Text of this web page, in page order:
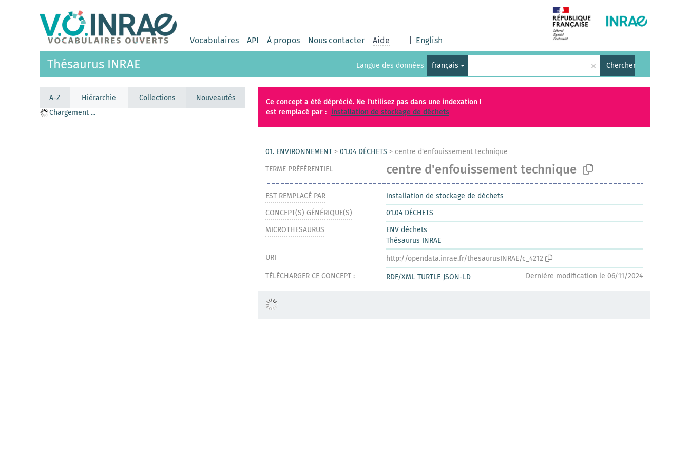
Vocabulaires API À propos Nous contacter Aide English
Thésaurus INRAE Langue des données français × Chercher
A-Z Hiérarchie Collections
Nouveautés
Chargement ...
Ce concept a été déprécié. Ne l'utilisez pas dans une indexation !
est remplacé par : installation de stockage de déchets
01. ENVIRONNEMENT > 01.04 DÉCHETS > centre d'enfouissement technique
TERME PRÉFÉRENTIEL
centre d'enfouissement technique
EST REMPLACÉ PAR
installation de stockage de déchets
CONCEPT(S) GÉNÉRIQUE(S)
01.04 DÉCHETS
MICROTHESAURUS
ENV déchets
Thésaurus INRAE
URI
http://opendata.inrae.fr/thesaurusINRAE/c_4212
TÉLÉCHARGER CE CONCEPT :
RDF/XML TURTLE JSON-LD Dernière modification le 06/11/2024